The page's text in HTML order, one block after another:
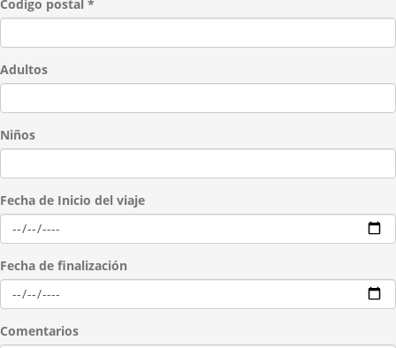
Codigo postal *
Adultos
Niños
Fecha de Inicio del viaje
Fecha de finalización
Comentarios